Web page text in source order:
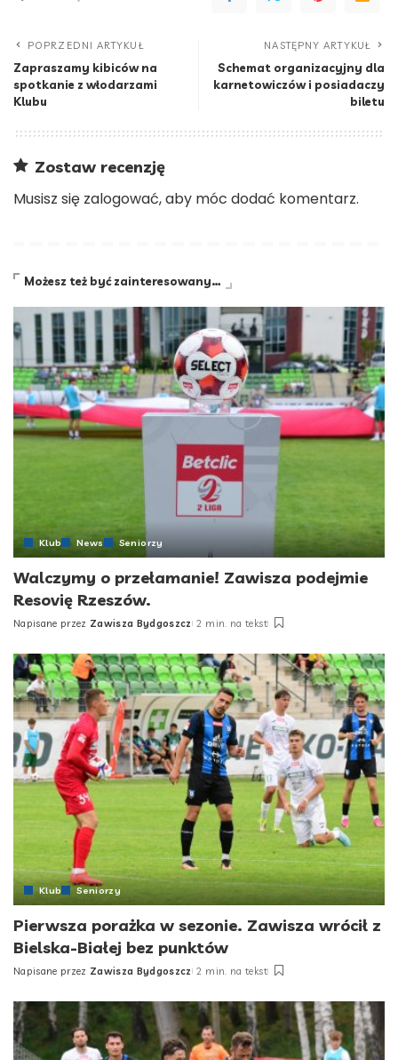
POPRZEDNI ARTYKUŁ
Zapraszamy kibiców na
spotkanie z włodarzami
Klubu
NASTĘPNY ARTYKUŁ
Schemat organizacyjny dla
karnetowiczów i posiadaczy
biletu
Zostaw recenzję
Musisz się zalogować, aby móc dodać komentarz.
Możesz też być zainteresowany…
Klub News Seniorzy
Walczymy o przełamanie! Zawisza podejmie
Resovię Rzeszów.
Posted
Napisane przez Zawisza Bydgoszcz 2 min. na tekst
Klub Seniorzy
Pierwsza porażka w sezonie. Zawisza wrócił z
Bielska-Białej bez punktów
Posted
Napisane przez Zawisza Bydgoszcz 2 min. na tekst